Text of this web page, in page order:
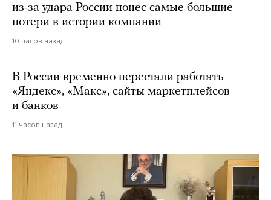
из-за удара России понес самые большие
потери в истории компании
10 часов назад
В России временно перестали работать
«Яндекс», «Макс», сайты маркетплейсов
и банков
11 часов назад